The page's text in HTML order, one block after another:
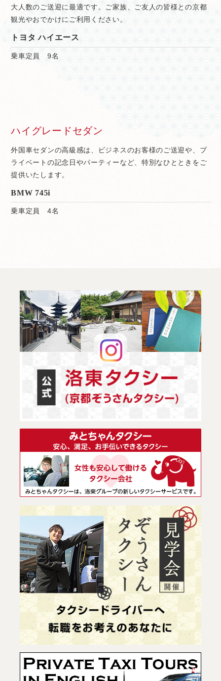
大人数のご送迎に最適です。ご家族、ご友人の皆様との京都
観光やおでかけにご利用ください。
トヨタ ハイエース
乗車定員 9名
ハイグレードセダン
外国車セダンの高級感は、ビジネスのお客様のご送迎や、プ
ライベートの記念日やパーティーなど、特別なひとときをご
提供いたします。
BMW 745i
乗車定員 4名